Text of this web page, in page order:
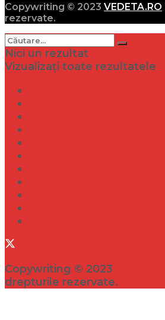
Copywriting © 2023 VEDETA.RO
rezervate.
Nici un rezultat
Vizualizați toate rezultatele
Copywriting © 2023
drepturile rezervate.